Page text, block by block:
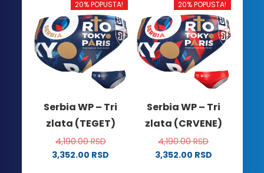
20% POPUSTA!
Serbia WP – Tri
zlata (TEGET)
4,190.00RSD
3,352.00 RSD
20% POPUSTA!
Serbia WP – Tri
zlata (CRVENE)
4,190.00RSD
3,352.00 RSD